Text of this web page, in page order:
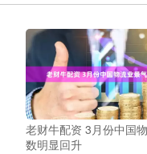
老财牛配资 3月份中国
数明显回升